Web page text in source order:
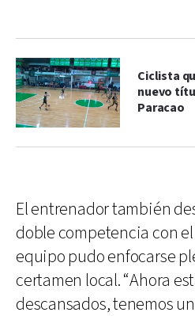
Ciclista
nuevo
Paracao
El entrenador también
doble competencia con
equipo pudo enfocarse
certamen local. “Ahora
descansados, tenemos